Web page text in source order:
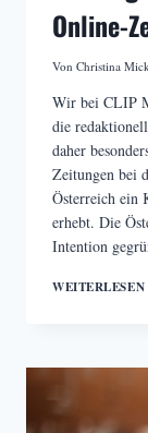
Online-
Von Christina Mick
Wir bei CLIP
die
daher
Zeitungen bei
Österreich ein
erhebt. Die
Intention
WEITERLESEN